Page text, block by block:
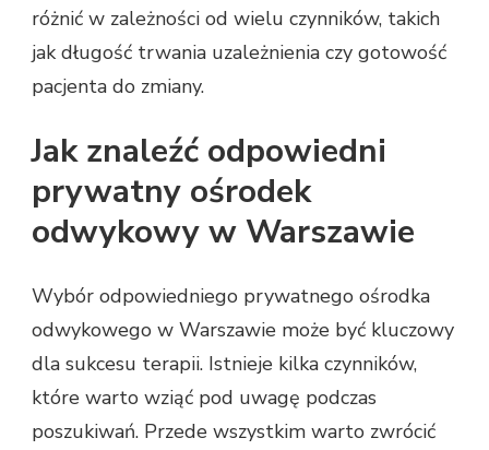
różnić w zależności od wielu czynników, takich
jak długość trwania uzależnienia czy gotowość
pacjenta do zmiany.
Jak znaleźć odpowiedni
prywatny ośrodek
odwykowy w Warszawie
Wybór odpowiedniego prywatnego ośrodka
odwykowego w Warszawie może być kluczowy
dla sukcesu terapii. Istnieje kilka czynników,
które warto wziąć pod uwagę podczas
poszukiwań. Przede wszystkim warto zwrócić